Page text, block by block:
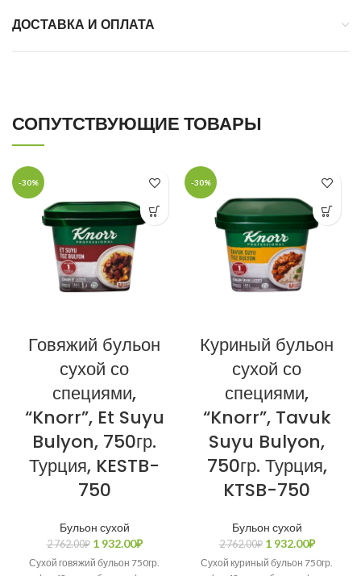
ДОСТАВКА И ОПЛАТА
СОПУТСТВУЮЩИЕ ТОВАРЫ
-30%
Говяжий бульон
сухой со
специями,
“Knorr”, Et Suyu
Bulyon, 750гр.
Турция, KESTB-
750
Бульон сухой
2 762.00₽ 1 932.00₽
Сухой говяжий бульон 750гр.
-30%
Куриный бульон
сухой со
специями,
“Knorr”, Tavuk
Suyu Bulyon,
750гр. Турция,
KTSB-750
Бульон сухой
2 762.00₽ 1 932.00₽
Сухой куриный бульон 750гр.